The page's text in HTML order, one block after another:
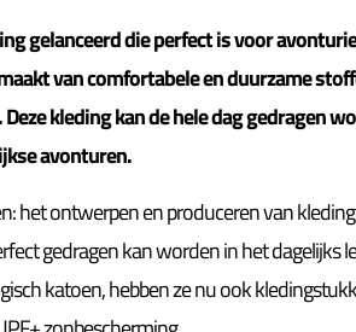
gelanceerd die perfect is voor
van comfortabele en duurzame
kleding kan de hele dag gedragen
avonturen.
het ontwerpen en produceren van
gedragen kan worden in het dagelijks
katoen, hebben ze nu ook